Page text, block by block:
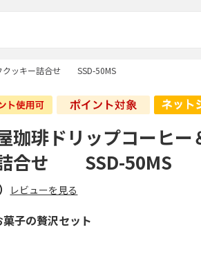
クッキー詰合せ SSD-50MS
珈琲ドリップコーヒー
合せ SSD-50MS
レビューを見る
子の贅沢セット